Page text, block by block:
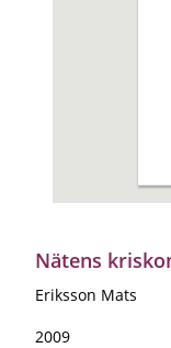
Nätens
Eriksson Mats
2009